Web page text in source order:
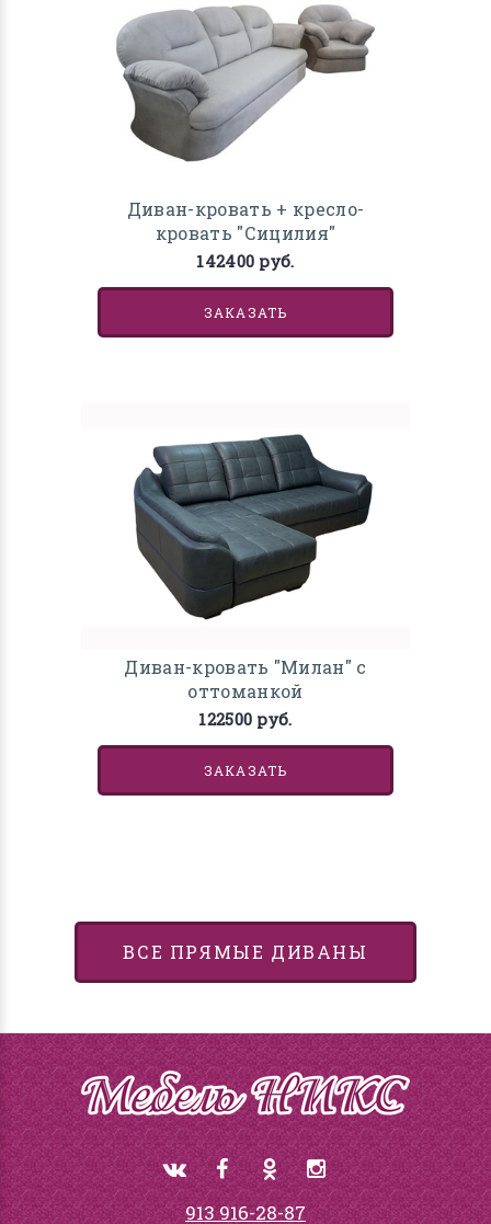
Диван-кровать + кресло-
кровать "Сицилия"
142400 руб.
ЗАКАЗАТЬ
Диван-кровать "Милан" с
оттоманкой
122500 руб.
ЗАКАЗАТЬ
ВСЕ ПРЯМЫЕ ДИВАНЫ
913 916-28-87